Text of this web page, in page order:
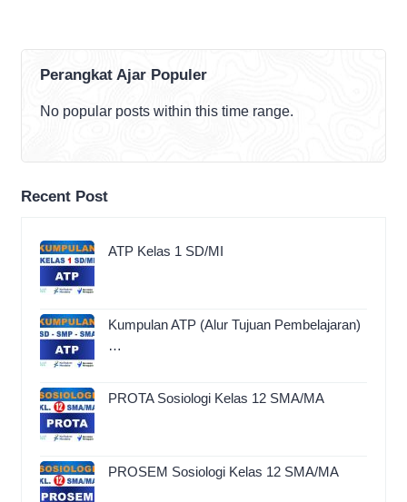
Perangkat Ajar Populer
No popular posts within this time range.
Recent Post
ATP Kelas 1 SD/MI
Kumpulan ATP (Alur Tujuan Pembelajaran)
…
PROTA Sosiologi Kelas 12 SMA/MA
PROSEM Sosiologi Kelas 12 SMA/MA